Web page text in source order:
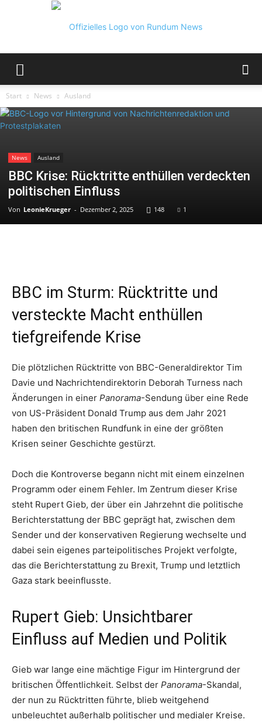
Start News Ausland
News Ausland
BBC Krise: Rücktritte enthüllen verdeckten
politischen Einfluss
Von LeonieKrueger - Dezember 2, 2025 148 1
BBC im Sturm: Rücktritte und
versteckte Macht enthüllen
tiefgreifende Krise
Die plötzlichen Rücktritte von BBC-Generaldirektor Tim
Davie und Nachrichtendirektorin Deborah Turness nach
Änderungen in einer Panorama-Sendung über eine Rede
von US-Präsident Donald Trump aus dem Jahr 2021
haben den britischen Rundfunk in eine der größten
Krisen seiner Geschichte gestürzt.
Doch die Kontroverse begann nicht mit einem einzelnen
Programm oder einem Fehler. Im Zentrum dieser Krise
steht Rupert Gieb, der über ein Jahrzehnt die politische
Berichterstattung der BBC geprägt hat, zwischen dem
Sender und der konservativen Regierung wechselte und
dabei sein eigenes parteipolitisches Projekt verfolgte,
das die Berichterstattung zu Brexit, Trump und letztlich
Gaza stark beeinflusste.
Rupert Gieb: Unsichtbarer
Einfluss auf Medien und Politik
Gieb war lange eine mächtige Figur im Hintergrund der
britischen Öffentlichkeit. Selbst der Panorama-Skandal,
der nun zu Rücktritten führte, blieb weitgehend
unbeleuchtet außerhalb politischer und medialer Kreise.